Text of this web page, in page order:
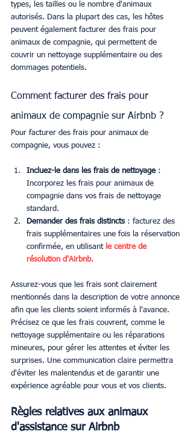
types, les tailles ou le nombre d'animaux
autorisés. Dans la plupart des cas, les hôtes
peuvent également facturer des frais pour
animaux de compagnie, qui permettent de
couvrir un nettoyage supplémentaire ou des
dommages potentiels.
Comment facturer des frais pour
animaux de compagnie sur Airbnb ?
Pour facturer des frais pour animaux de
compagnie, vous pouvez :
Incluez-le dans les frais de nettoyage :
Incorporez les frais pour animaux de
compagnie dans vos frais de nettoyage
standard.
Demander des frais distincts : facturez des
frais supplémentaires une fois la réservation
confirmée, en utilisant le centre de
résolution d'Airbnb.
Assurez-vous que les frais sont clairement
mentionnés dans la description de votre annonce
afin que les clients soient informés à l'avance.
Précisez ce que les frais couvrent, comme le
nettoyage supplémentaire ou les réparations
mineures, pour gérer les attentes et éviter les
surprises. Une communication claire permettra
d'éviter les malentendus et de garantir une
expérience agréable pour vous et vos clients.
Règles relatives aux animaux
d'assistance sur Airbnb